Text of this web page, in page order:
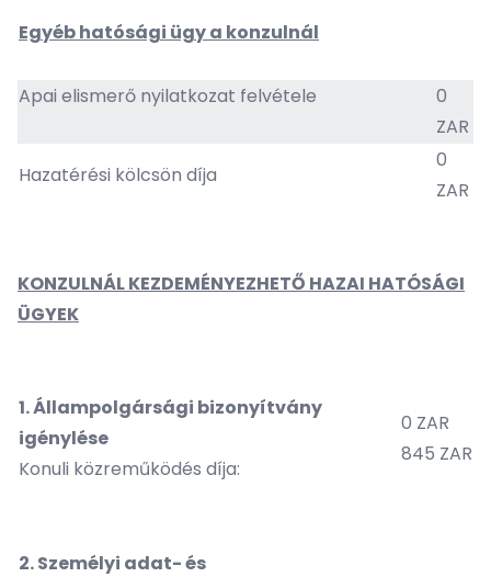
Egyéb hatósági ügy a konzulnál
Apai elismerő nyilatkozat felvétele
0
ZAR
Hazatérési kölcsön díja
0
ZAR
KONZULNÁL KEZDEMÉNYEZHETŐ HAZAI HATÓSÁGI
ÜGYEK
1.Állampolgársági bizonyítvány
igénylése
Konuli közreműködés díja:
0 ZAR
845 ZAR
2.Személyi adat- és